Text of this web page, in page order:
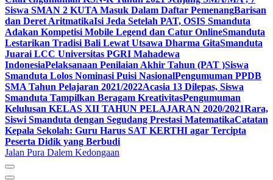
Siswa SMAN 2 KUTA Masuk Dalam Daftar PemenangBarisan
dan Deret AritmatikaIsi Jeda Setelah PAT, OSIS Smanduta
Adakan Kompetisi Mobile Legend dan Catur OnlineSmanduta
Lestarikan Tradisi Bali Lewat Utsawa Dharma GitaSmanduta
Juarai LCC Universitas PGRI Mahadewa
IndonesiaPelaksanaan Penilaian Akhir Tahun (PAT )Siswa
Smanduta Lolos Nominasi Puisi NasionalPengumuman PPDB
SMA Tahun Pelajaran 2021/2022Acasia 13 Dilepas, Siswa
Smanduta Tampilkan Beragam KreativitasPengumuman
Kelulusan KELAS XII TAHUN PELAJARAN 2020/2021Rara,
Siswi Smanduta dengan Segudang Prestasi MatematikaCatatan
Kepala Sekolah: Guru Harus SAT KERTHI agar Tercipta
Peserta Didik yang Berbudi
Jalan Pura Dalem Kedongaan